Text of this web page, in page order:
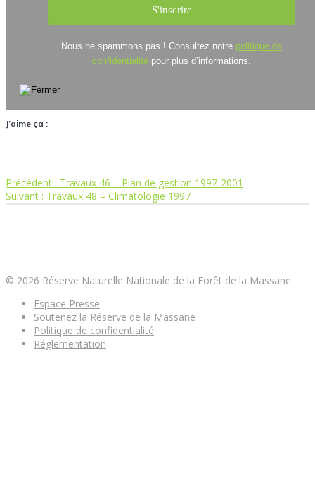
Nous ne spammons pas ! Consultez notre politique de
confidentialité pour plus d’informations.
J’aime ça :
Navigation
Précédent : Article
précédent
Travaux 46 – Plan de gestion 1997-2001
Suivant : Article
Travaux 48 – Climatologie 1997
© 2026 Réserve Naturelle Nationale de la Forêt de la Massane.
Espace Presse
Soutenez la Réserve de la Massane
Politique de confidentialité
Réglementation